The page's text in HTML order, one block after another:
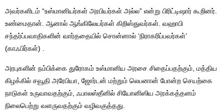
அவர்களிடம் “உஸ்மானியர்கள் அரபியர்கள் அல்ல” என்று பிரிட்டிஷார் கூறினர்.
உண்மைதான். ஆனால் ஆங்கிலேயர்கள் கிறிஸ்துவர்கள். வஹாபி
சந்தர்ப்பவாதிகளின் வார்ததையில் சொன்னால் ‘நிராகரிப்பவர்கள்’
(காஃபிர்கள்) .
அரபுகளின் நம்பிக்கை துரோகம் உஸ்மானிய அரசை சிதைப்பதற்கும், மத்திய
கிழக்கில் சவூதி அரேபியா, ஜோர்டன் மற்றும் லெபனான் போன்ற செயற்கை
நாடுகள் உருவாவதற்கும், ஃபாலஸ்தீனில் சியோனிஸிய அரக்கத்தனம்
நிலைபெற்று வளருவதற்கும் வழிவகுத்தது.